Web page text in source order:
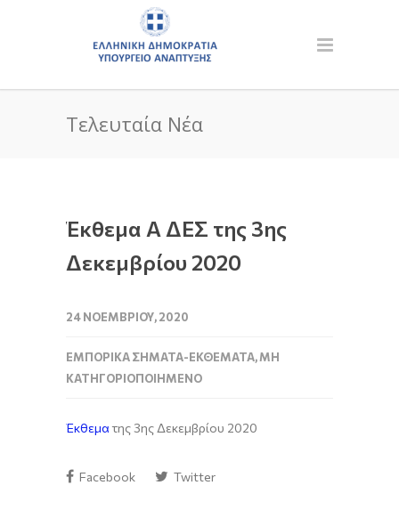
Τελευταία Νέα
Έκθεμα Α ΔΕΣ της 3ης
Δεκεμβρίου 2020
24 ΝΟΕΜΒΡΊΟΥ, 2020
ΕΜΠΟΡΙΚΆ ΣΉΜΑΤΑ-ΕΚΘΈΜΑΤΑ,ΜΗ
ΚΑΤΗΓΟΡΙΟΠΟΙΗΜΈΝΟ
Έκθεμα της 3ης Δεκεμβρίου 2020
Facebook Twitter